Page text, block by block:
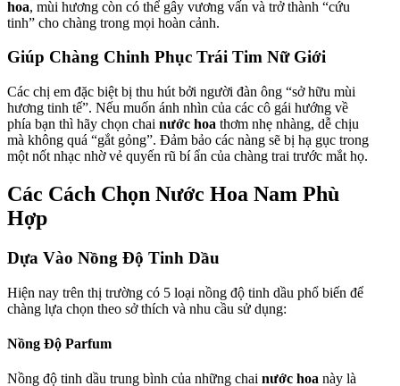
hoa, mùi hương còn có thể gây vương vấn và trở thành “cứu
tinh” cho chàng trong mọi hoàn cảnh.
Giúp Chàng Chinh Phục Trái Tim Nữ Giới
Các chị em đặc biệt bị thu hút bởi người đàn ông “sở hữu mùi
hương tinh tế”. Nếu muốn ánh nhìn của các cô gái hướng về
phía bạn thì hãy chọn chai nước hoa thơm nhẹ nhàng, dễ chịu
mà không quá “gắt gỏng”. Đảm bảo các nàng sẽ bị hạ gục trong
một nốt nhạc nhờ vẻ quyến rũ bí ẩn của chàng trai trước mắt họ.
Các Cách Chọn Nước Hoa Nam Phù
Hợp
Dựa Vào Nồng Độ Tinh Dầu
Hiện nay trên thị trường có 5 loại nồng độ tinh dầu phổ biến để
chàng lựa chọn theo sở thích và nhu cầu sử dụng:
Nồng Độ Parfum
Nồng độ tinh dầu trung bình của những chai nước hoa này là